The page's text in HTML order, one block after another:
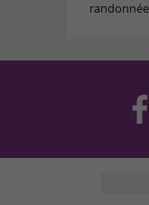
randonnée